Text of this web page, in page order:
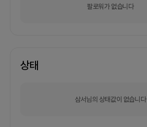
팔로워가 없습니다
상태
삼서님의 상태값이 없습니다